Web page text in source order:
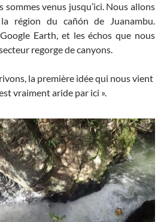
venus jusqu’ici. Nous allons
région du cañón de Juanambu.
Earth, et les échos que nous
regorge de canyons.
la première idée qui nous vient
vraiment aride par ici ».